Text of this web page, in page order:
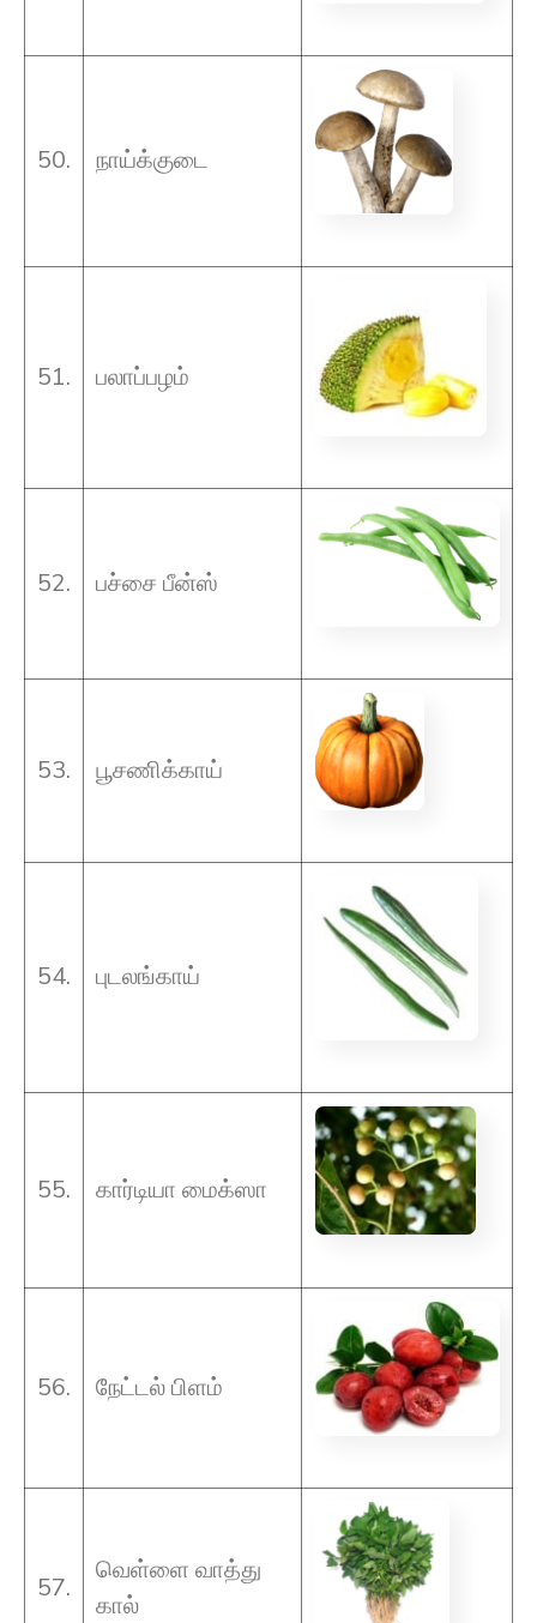
50. நாய்க்குடை
51. பலாப்பழம்
52. பச்சை பீன்ஸ்
53. பூசணிக்காய்
54. புடலங்காய்
55. கார்டியா மைக்ஸா
56. நேட்டல் பிளம்
57.
வெள்ளை வாத்து
கால்